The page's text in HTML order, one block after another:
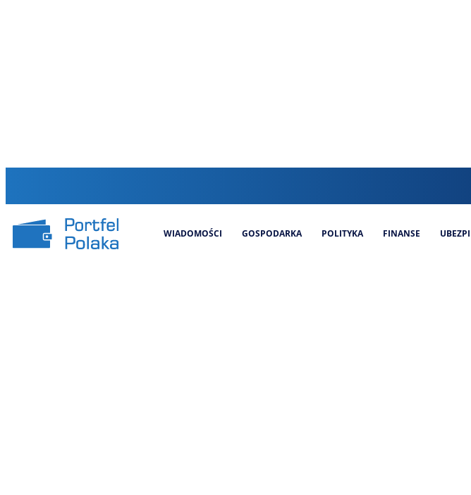
WIADOMOŚCI GOSPODARKA POLITYKA FINANSE